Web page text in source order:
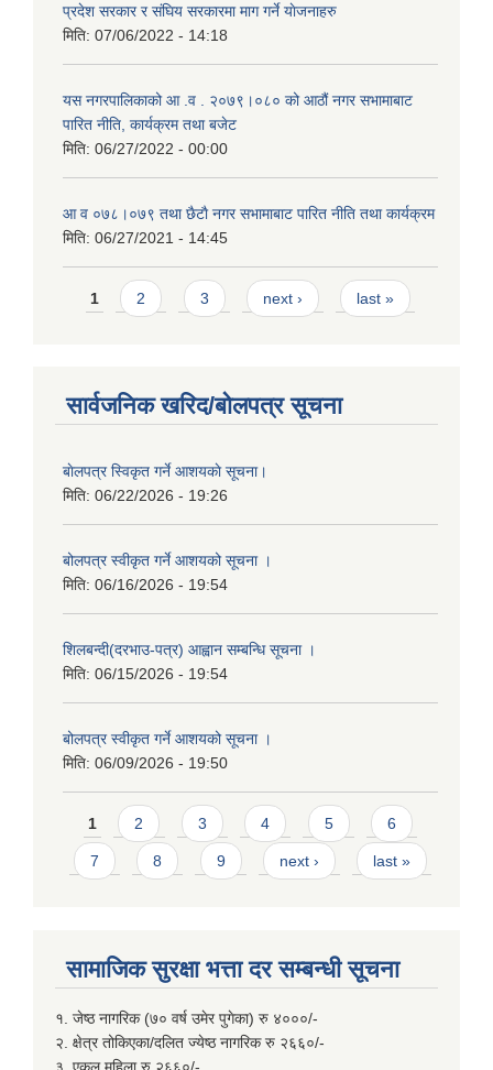
प्रदेश सरकार र संघिय सरकारमा माग गर्ने याेजनाहरु
मिति: 07/06/2022 - 14:18
यस नगरपालिकाको आ‍ .व . २०७९।०८० को आठौं नगर सभामाबाट
पारित नीति, कार्यक्रम तथा बजेट
मिति: 06/27/2022 - 00:00
आ‍ व ०७८।०७९ तथा छैटाै नगर सभामाबाट पारित नीति तथा कार्यक्रम
मिति: 06/27/2021 - 14:45
Pages
1 2 3 next › last »
सार्वजनिक खरिद/बोलपत्र सूचना
बाेलपत्र स्विकृत गर्ने आशयकाे सूचना।
मिति: 06/22/2026 - 19:26
बोलपत्र स्वीकृत गर्ने आशयको सूचना ।
मिति: 06/16/2026 - 19:54
शिलबन्दी(दरभाउ-पत्र) आह्वान सम्बन्धि सूचना ।
मिति: 06/15/2026 - 19:54
बोलपत्र स्वीकृत गर्ने आशयको सूचना ।
मिति: 06/09/2026 - 19:50
Pages
1 2 3 4 5 6
7 8 9 next › last »
सामाजिक सुरक्षा भत्ता दर सम्बन्धी सूचना
१. जेष्ठ नागरिक (७० वर्ष उमेर पुगेका) रु ४०००/-
२. क्षेत्र तोकिएका/दलित ज्येष्ठ नागरिक रु २६६०/-